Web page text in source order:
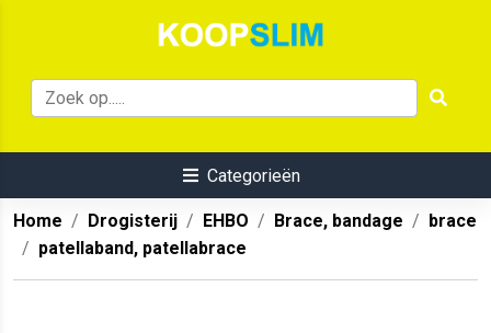
Categorieën
Home Drogisterij EHBO Brace, bandage
brace
patellaband, patellabrace